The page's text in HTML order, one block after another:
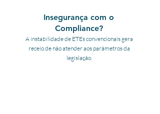
Insegurança com o
Compliance?
A instabilidade de ETEs convencionais gera
receio de não atender aos parâmetros da
legislação.